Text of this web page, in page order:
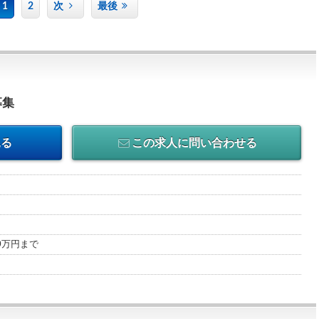
1 2 次 最後
集
この求人に問い合わせる
円まで